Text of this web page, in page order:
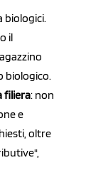
biologici.
il
biologico.
filiera: non
e
oltre